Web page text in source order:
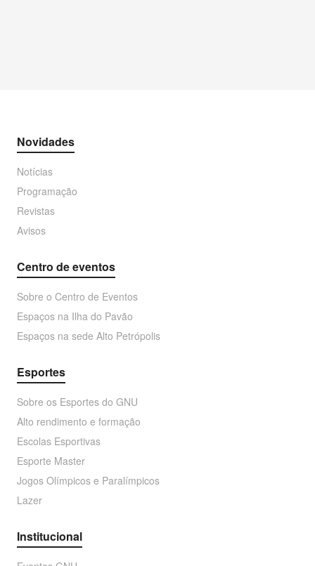
Novidades
Notícias
Programação
Revistas
Avisos
Centro de eventos
Sobre o Centro de Eventos
Espaços na Ilha do Pavão
Espaços na sede Alto Petrópolis
Esportes
Sobre os Esportes do GNU
Alto rendimento e formação
Escolas Esportivas
Esporte Master
Jogos Olímpicos e Paralímpicos
Lazer
Institucional